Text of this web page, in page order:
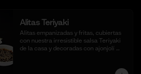
Alitas Teriyaki
Alitas empanizadas y fritas, cubiertas
con nuestra irresistible salsa Teriyaki
de la casa y decoradas con ajonjolí